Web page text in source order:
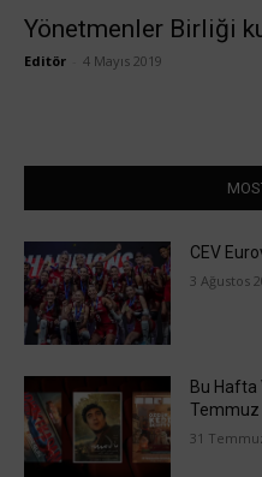
Yönetmenler Birliği
Editör 4 Mayıs 2019
CEV
3 Ağustos
Bu Hafta
Temmuz
31